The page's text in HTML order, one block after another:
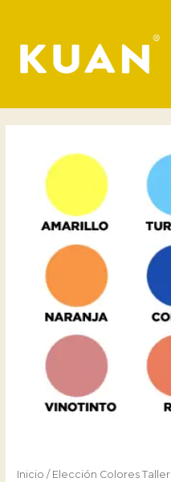
Inicio / Elección Colores Taller